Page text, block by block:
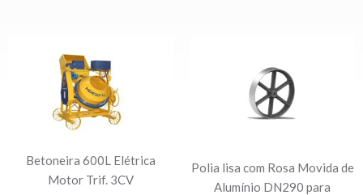
Betoneira 600L Elétrica
Motor Trif. 3CV
Polia lisa com Rosa Movida de
Alumínio DN290 para